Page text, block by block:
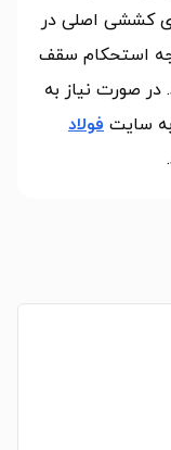
کششی اصلی در
استحکام سقف
در صورت نیاز به
به سایت فولاد